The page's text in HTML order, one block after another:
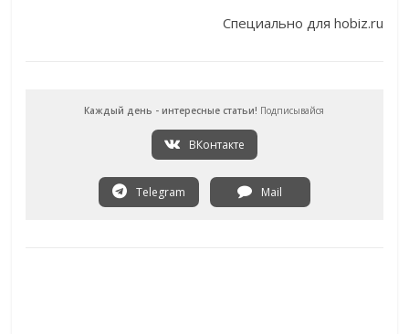
Специально для hobiz.ru
Каждый день - интересные статьи! Подписывайся
ВКонтакте
Telegram Mail